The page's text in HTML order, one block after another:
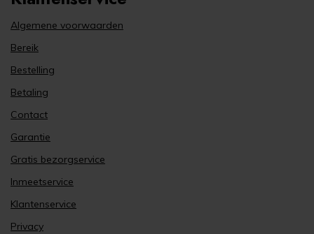
Algemene voorwaarden
Bereik
Bestelling
Betaling
Contact
Garantie
Gratis bezorgservice
Inmeetservice
Klantenservice
Privacy